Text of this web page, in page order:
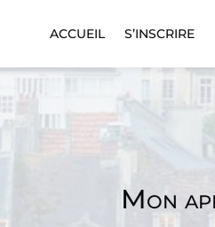
ACCUEIL S’INSCRIRE
Mon